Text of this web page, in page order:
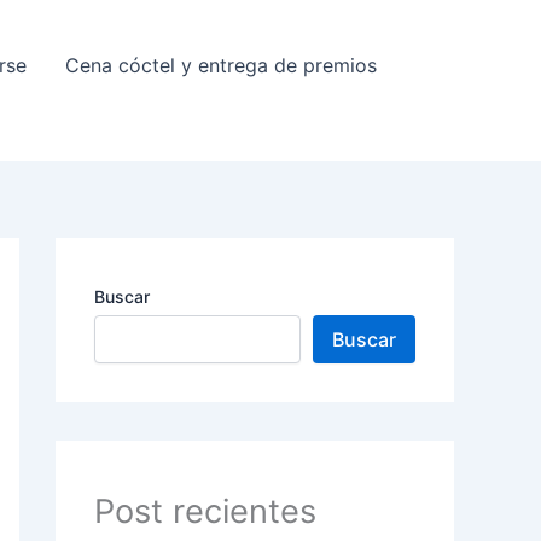
Cena cóctel y entrega de premios
Buscar
Buscar
Post recientes